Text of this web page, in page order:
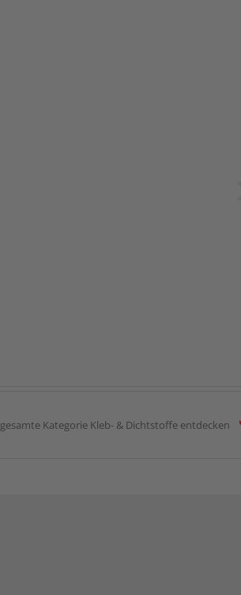
gesamte Kategorie Kleb- & Dichtstoffe entdecken